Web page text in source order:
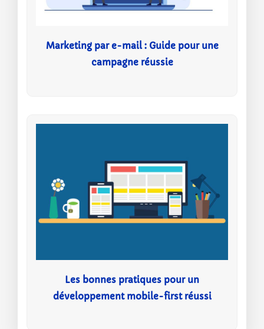
Marketing par e-mail : Guide pour une
campagne réussie
Les bonnes pratiques pour un
développement mobile-first réussi